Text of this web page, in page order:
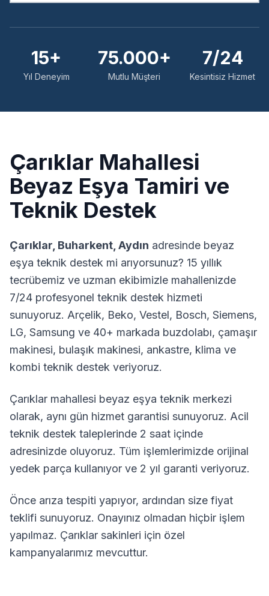
15+
Yıl Deneyim
75.000+
Mutlu Müşteri
7/24
Kesintisiz Hizmet
Çarıklar Mahallesi
Beyaz Eşya Tamiri ve
Teknik Destek
Çarıklar Buharkent Aydın adresinde beyaz
eşya teknik destek mi arıyorsunuz? 15 yıllık
tecrübemiz ve uzman ekibimizle mahallenizde
7/24 profesyonel teknik destek hizmeti
sunuyoruz. Arçelik, Beko, Vestel, Bosch, Siemens,
LG, Samsung ve 40+ markada buzdolabı, çamaşır
makinesi, bulaşık makinesi, ankastre, klima ve
kombi teknik destek veriyoruz.
Çarıklar mahallesi beyaz eşya teknik merkezi
olarak, aynı gün hizmet garantisi sunuyoruz. Acil
teknik destek taleplerinde 2 saat içinde
adresinizde oluyoruz. Tüm işlemlerimizde orijinal
yedek parça kullanıyor ve 2 yıl garanti veriyoruz.
Önce arıza tespiti yapıyor, ardından size fiyat
teklifi sunuyoruz. Onayınız olmadan hiçbir işlem
yapılmaz. Çarıklar sakinleri için özel
kampanyalarımız mevcuttur.